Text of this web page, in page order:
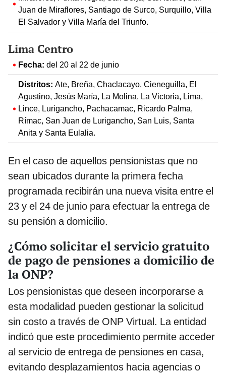
Juan de Miraflores, Santiago de Surco, Surquillo, Villa
El Salvador y Villa María del Triunfo.
Lima Centro
Fecha: del 20 al 22 de junio
Distritos: Ate, Breña, Chaclacayo, Cieneguilla, El
Agustino, Jesús María, La Molina, La Victoria, Lima,
Lince, Lurigancho, Pachacamac, Ricardo Palma,
Rímac, San Juan de Lurigancho, San Luis, Santa
Anita y Santa Eulalia.
En el caso de aquellos pensionistas que no
sean ubicados durante la primera fecha
programada recibirán una nueva visita entre el
23 y el 24 de junio para efectuar la entrega de
su pensión a domicilio.
¿Cómo solicitar el servicio gratuito
de pago de pensiones a domicilio de
la ONP?
Los pensionistas que deseen incorporarse a
esta modalidad pueden gestionar la solicitud
sin costo a través de ONP Virtual. La entidad
indicó que este procedimiento permite acceder
al servicio de entrega de pensiones en casa,
evitando desplazamientos hacia agencias o